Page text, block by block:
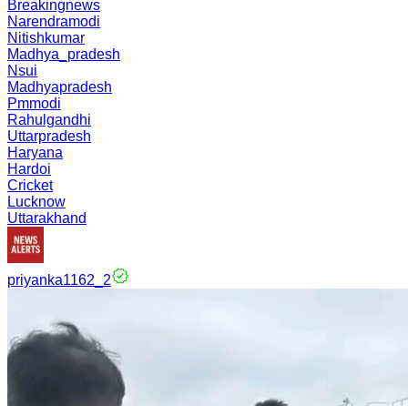
Breakingnews
Narendramodi
Nitishkumar
Madhya_pradesh
Nsui
Madhyapradesh
Pmmodi
Rahulgandhi
Uttarpradesh
Haryana
Hardoi
Cricket
Lucknow
Uttarakhand
priyanka1162_2